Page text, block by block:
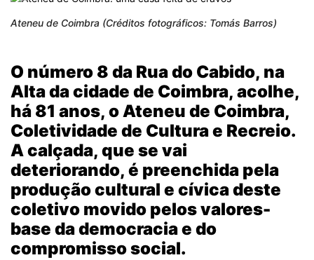
Ateneu de Coimbra (Créditos fotográficos: Tomás Barros)
O número 8 da Rua do Cabido, na
Alta da cidade de Coimbra, acolhe,
há 81 anos, o Ateneu de Coimbra,
Coletividade de Cultura e Recreio.
A calçada, que se vai
deteriorando, é preenchida pela
produção cultural e cívica deste
coletivo movido pelos valores-
base da democracia e do
compromisso social.